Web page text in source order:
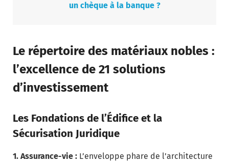
un chèque à la banque ?
Le répertoire des matériaux nobles :
l’excellence de 21 solutions
d’investissement
Les Fondations de l’Édifice et la
Sécurisation Juridique
1. Assurance-vie : L’enveloppe phare de l’architecture